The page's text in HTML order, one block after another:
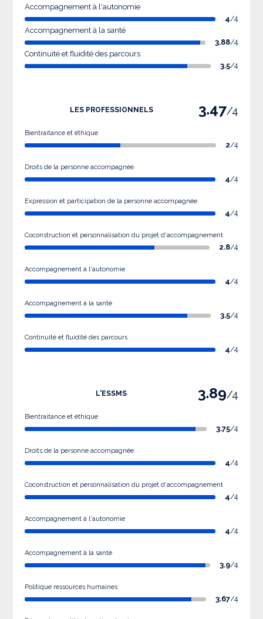
Accompagnement à l'autonomie
4/4
Accompagnement à la santé
3.88/4
Continuité et fluidité des parcours
3.5/4
LES PROFESSIONNELS 3.47/4
Bientraitance et éthique
2/4
Droits de la personne accompagnée
4/4
Expression et participation de la personne accompagnée
4/4
Coconstruction et personnalisation du projet d'accompagnement
2.8/4
Accompagnement à l'autonomie
4/4
Accompagnement à la santé
3.5/4
Continuité et fluidité des parcours
4/4
L'ESSMS 3.89/4
Bientraitance et éthique
3.75/4
Droits de la personne accompagnée
4/4
Coconstruction et personnalisation du projet d'accompagnement
4/4
Accompagnement à l'autonomie
4/4
Accompagnement à la santé
3.9/4
Politique ressources humaines
3.67/4